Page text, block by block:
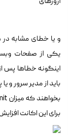
و یا خطای مشابه در
یکی از صفحات
اینگونه خطاها پس
باید از مدیر سرور
برای این اکانت